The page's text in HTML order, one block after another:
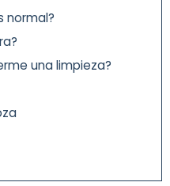
normal?
una limpieza?